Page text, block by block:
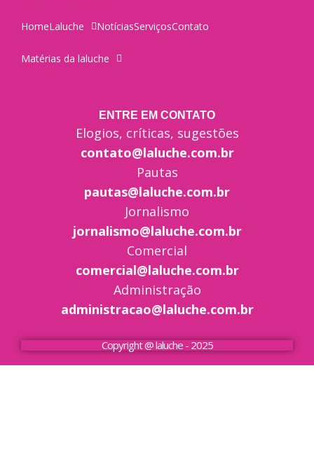
HomeLaluche NotíciasServiçosContato
Matérias da laluche
ENTRE EM CONTATO
Elogios, críticas, sugestões
contato@laluche.com.br
Pautas
pautas@laluche.com.br
Jornalismo
jornalismo@laluche.com.br
Comercial
comercial@laluche.com.br
Administração
administracao@laluche.com.br
Copyright @ laluche - 2025